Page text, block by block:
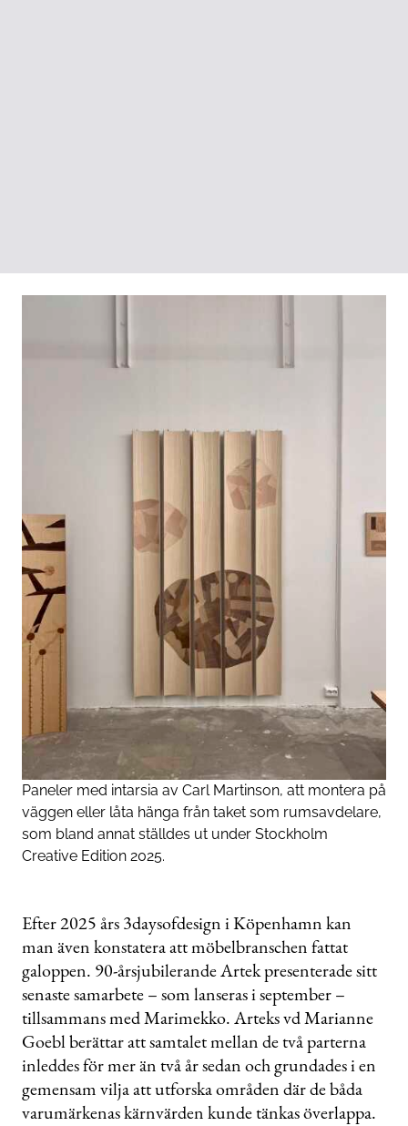
Paneler med intarsia av Carl Martinson, att montera på
väggen eller låta hänga från taket som rumsavdelare,
som bland annat ställdes ut under Stockholm
Creative Edition 2025.
Efter 2025 års 3daysofdesign i ­­Köpenhamn kan
man även konstatera att möbel­branschen fattat
galoppen. 90-årsjubilerande Artek presenterade sitt
senaste samarbete – som lanseras i september –
tillsammans med Marimekko. Arteks vd Marianne
Goebl berättar att samtalet mellan de två parterna
inleddes för mer än två år sedan och grundades i en
gemensam vilja att utforska områden där de båda
varumärkenas ­kärnvärden kunde tänkas överlappa.